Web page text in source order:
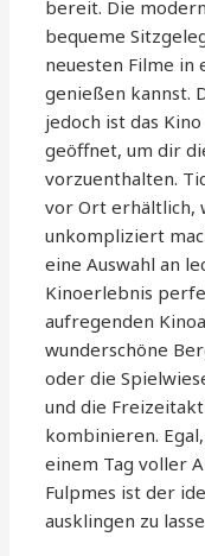
bereit. Die
bequeme
neuesten Filme
genießen kannst.
jedoch ist das
geöffnet, um dir
vorzuenthalten.
vor Ort erhältlich,
unkompliziert
eine Auswahl an
Kinoerlebnis
aufregenden
wunderschöne
oder die
und die
kombinieren.
einem Tag voller
Fulpmes ist der
ausklingen zu